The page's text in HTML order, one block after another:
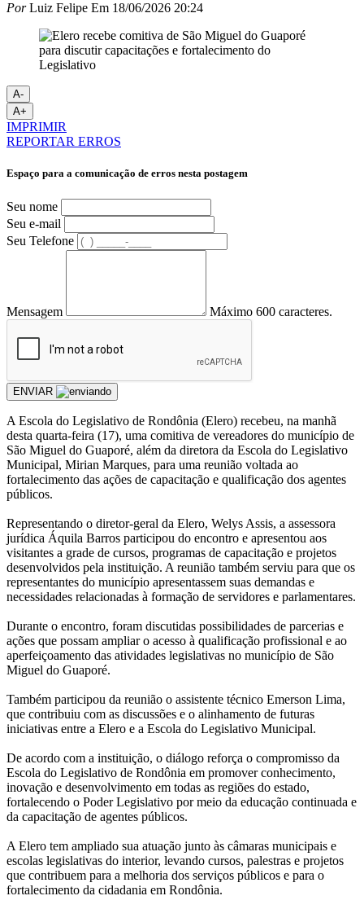
PorLuiz Felipe Em 18/06/2026 20:24
A-
A+
IMPRIMIR
REPORTAR ERROS
Espaço para a comunicação de erros nesta postagem
Seu nome
Seu e-mail
Seu Telefone
Mensagem Máximo 600 caracteres.
ENVIAR
A Escola do Legislativo de Rondônia (Elero) recebeu, na manhã
desta quarta-feira (17), uma comitiva de vereadores do município de
São Miguel do Guaporé, além da diretora da Escola do Legislativo
Municipal, Mirian Marques, para uma reunião voltada ao
fortalecimento das ações de capacitação e qualificação dos agentes
públicos.
Representando o diretor-geral da Elero, Welys Assis, a assessora
jurídica Áquila Barros participou do encontro e apresentou aos
visitantes a grade de cursos, programas de capacitação e projetos
desenvolvidos pela instituição. A reunião também serviu para que os
representantes do município apresentassem suas demandas e
necessidades relacionadas à formação de servidores e parlamentares.
Durante o encontro, foram discutidas possibilidades de parcerias e
ações que possam ampliar o acesso à qualificação profissional e ao
aperfeiçoamento das atividades legislativas no município de São
Miguel do Guaporé.
Também participou da reunião o assistente técnico Emerson Lima,
que contribuiu com as discussões e o alinhamento de futuras
iniciativas entre a Elero e a Escola do Legislativo Municipal.
De acordo com a instituição, o diálogo reforça o compromisso da
Escola do Legislativo de Rondônia em promover conhecimento,
inovação e desenvolvimento em todas as regiões do estado,
fortalecendo o Poder Legislativo por meio da educação continuada e
da capacitação de agentes públicos.
A Elero tem ampliado sua atuação junto às câmaras municipais e
escolas legislativas do interior, levando cursos, palestras e projetos
que contribuem para a melhoria dos serviços públicos e para o
fortalecimento da cidadania em Rondônia.